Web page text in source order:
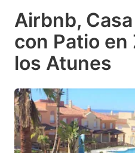
Airbnb,
con Patio en
los Atunes